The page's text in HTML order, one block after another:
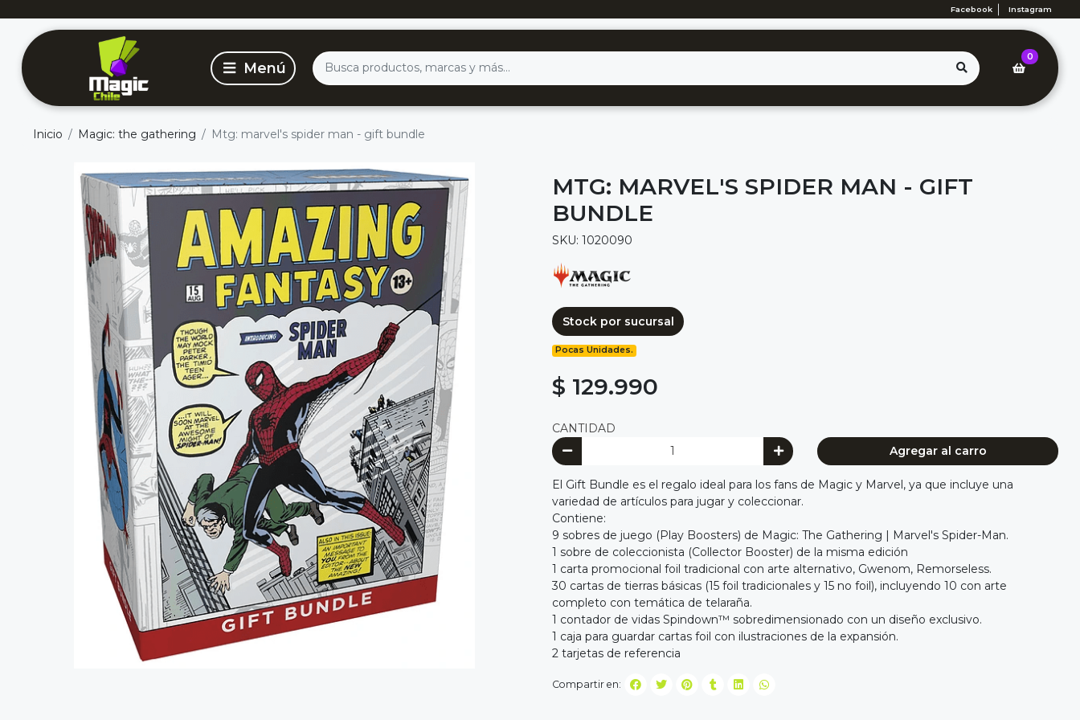
Facebook Instagram
0
Inicio Magic: the gathering Mtg: marvel's spider man - gift bundle
MTG: MARVEL'S SPIDER MAN - GIFT
BUNDLE
SKU: 1020090
Stock por sucursal
Pocas Unidades.
$ 129.990
CANTIDAD
Agregar al carro
El Gift Bundle es el regalo ideal para los fans de Magic y Marvel, ya que incluye una
variedad de artículos para jugar y coleccionar.
Contiene:
9 sobres de juego (Play Boosters) de Magic: The Gathering | Marvel's Spider-Man.
1 sobre de coleccionista (Collector Booster) de la misma edición
1 carta promocional foil tradicional con arte alternativo, Gwenom, Remorseless.
30 cartas de tierras básicas (15 foil tradicionales y 15 no foil), incluyendo 10 con arte
completo con temática de telaraña.
1 contador de vidas Spindown™ sobredimensionado con un diseño exclusivo.
1 caja para guardar cartas foil con ilustraciones de la expansión.
2 tarjetas de referencia
Compartir en: